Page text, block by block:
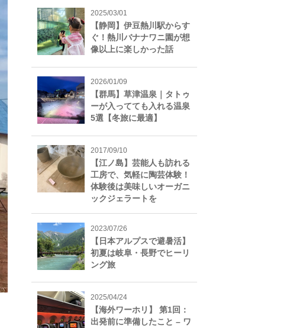
2025/03/01
【静岡】伊豆熱川駅からす
ぐ！熱川バナナワニ園が想
像以上に楽しかった話
2026/01/09
【群馬】草津温泉｜タトゥ
ーが入ってても入れる温泉
5選【冬旅に最適】
2017/09/10
【江ノ島】芸能人も訪れる
工房で、気軽に陶芸体験！
体験後は美味しいオーガニ
ックジェラートを
2023/07/26
【日本アルプスで避暑活】
初夏は岐阜・長野でヒーリ
ング旅
2025/04/24
【海外ワーホリ】 第1回：
出発前に準備したこと – ワ